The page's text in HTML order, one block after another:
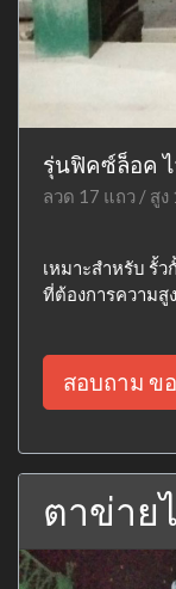
รุ่นฟิคซ์ล็อค
ลวด 17 แถว / สู
เหมาะสำหรับ รั้
ที่ต้องการความสู
สอบถาม ข
ตาข่าย